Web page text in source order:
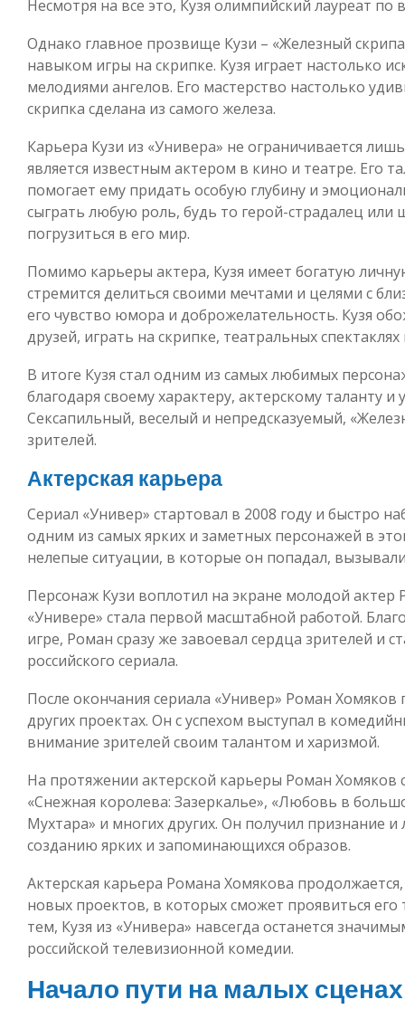
Несмотря на все это, Кузя олимпийский лауреат
Однако главное прозвище Кузи – «Железный
навыком игры на скрипке. Кузя играет настолько
мелодиями ангелов. Его мастерство настолько
скрипка сделана из самого железа.
Карьера Кузи из «Универа» не ограничивается
является известным актером в кино и театре. Его
помогает ему придать особую глубину и
сыграть любую роль, будь то герой-страдалец или
погрузиться в его мир.
Помимо карьеры актера, Кузя имеет богатую
стремится делиться своими мечтами и целями с
его чувство юмора и доброжелательность. Кузя
друзей, играть на скрипке, театральных
В итоге Кузя стал одним из самых любимых
благодаря своему характеру, актерскому таланту
Сексапильный, веселый и непредсказуемый,
зрителей.
Актерская карьера
Сериал «Универ» стартовал в 2008 году и быстро
одним из самых ярких и заметных персонажей в
нелепые ситуации, в которые он попадал,
Персонаж Кузи воплотил на экране молодой актер
«Универе» стала первой масштабной работой.
игре, Роман сразу же завоевал сердца зрителей и
российского сериала.
После окончания сериала «Универ» Роман Хомяков
других проектах. Он с успехом выступал в
внимание зрителей своим талантом и харизмой.
На протяжении актерской карьеры Роман Хомяков
«Снежная королева: Зазеркалье», «Любовь в
Мухтара» и многих других. Он получил признание
созданию ярких и запоминающихся образов.
Актерская карьера Романа Хомякова
новых проектов, в которых сможет проявиться его
тем, Кузя из «Универа» навсегда останется
российской телевизионной комедии.
Начало пути на малых сценах